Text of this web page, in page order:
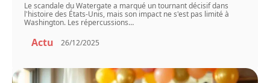
Le scandale du Watergate a marqué un tournant décisif dans
l'histoire des États-Unis, mais son impact ne s'est pas limité à
Washington. Les répercussions…
Actu 26/12/2025